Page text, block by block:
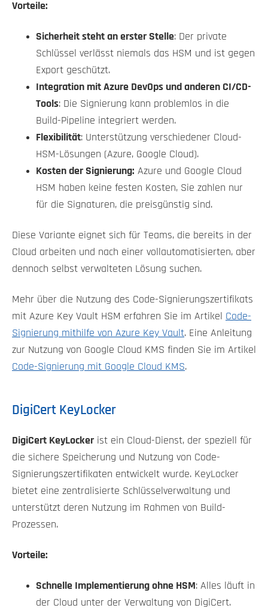
Vorteile:
Sicherheit steht an erster Stelle: Der private
Schlüssel verlässt niemals das HSM und ist gegen
Export geschützt.
Integration mit Azure DevOps und anderen CI/CD-
Tools: Die Signierung kann problemlos in die
Build-Pipeline integriert werden.
Flexibilität: Unterstützung verschiedener Cloud-
HSM-Lösungen (Azure, Google Cloud).
Kosten der Signierung: Azure und Google Cloud
HSM haben keine festen Kosten, Sie zahlen nur
für die Signaturen, die preisgünstig sind.
Diese Variante eignet sich für Teams, die bereits in der
Cloud arbeiten und nach einer vollautomatisierten, aber
dennoch selbst verwalteten Lösung suchen.
Mehr über die Nutzung des Code-Signierungszertifikats
mit Azure Key Vault HSM erfahren Sie im Artikel Code-
Signierung mithilfe von Azure Key Vault. Eine Anleitung
zur Nutzung von Google Cloud KMS finden Sie im Artikel
Code-Signierung mit Google Cloud KMS.
DigiCert KeyLocker
DigiCert KeyLocker ist ein Cloud-Dienst, der speziell für
die sichere Speicherung und Nutzung von Code-
Signierungszertifikaten entwickelt wurde. KeyLocker
bietet eine zentralisierte Schlüsselverwaltung und
unterstützt deren Nutzung im Rahmen von Build-
Prozessen.
Vorteile:
Schnelle Implementierung ohne HSM: Alles läuft in
der Cloud unter der Verwaltung von DigiCert.